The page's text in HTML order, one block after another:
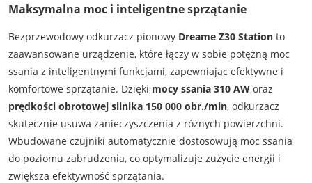
Maksymalna moc i inteligentne sprzątanie
Bezprzewodowy odkurzacz pionowy Dreame Z30 Stationto
zaawansowane urządzenie, które łączy w sobie potężną moc
ssania z inteligentnymi funkcjami, zapewniając efektywne i
komfortowe sprzątanie. Dzięki mocy ssania 310 AWoraz
prędkości obrotowej silnika 150 000 obr./min, odkurzacz
skutecznie usuwa zanieczyszczenia z różnych powierzchni.
Wbudowane czujniki automatycznie dostosowują moc ssania
do poziomu zabrudzenia, co optymalizuje zużycie energii i
zwiększa efektywność sprzątania.